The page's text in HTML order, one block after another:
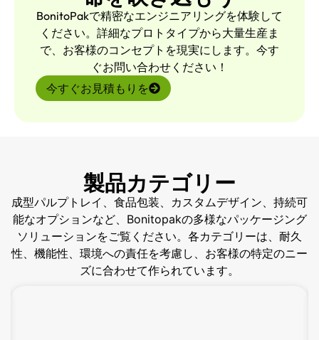
BonitoPakで精密なエンジニアリングを体験して
ください。詳細なプロトタイプから大量生産ま
で、お客様のコンセプトを現実にします。今す
ぐお問い合わせください！
今すぐお見積もりを
製品カテゴリー
成型パルプトレイ、食品包装、カスタムデザイン、持続可
能なオプションなど、Bonitopakの多様なパッケージング
ソリューションをご覧ください。各カテゴリーは、耐久
性、機能性、環境への責任を考慮し、お客様の特定のニー
ズに合わせて作られています。